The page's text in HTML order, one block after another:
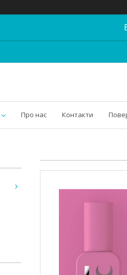
Про нас Контакти